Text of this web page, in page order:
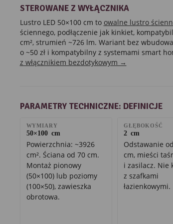
STEROWANE Z WYŁĄCZNIKA
Lustro LED 50×100 cm to owalne lustro
ściennego, podłączenie jak kinkiet,
cm², strumień ~726 lm. Wariant bez
o ~50 zł i kompatybilny z systemami smart
z włącznikiem bezdotykowym →
PARAMETRY TECHNICZNE: DEFINICJE
WYMIARY
50×100 cm
Powierzchnia: ~3926
cm². Ściana od 70 cm.
Montaż pionowy
(50×100) lub poziomy
(100×50), zawieszka
obrotowa.
GŁĘBOKOŚĆ
2 cm
Odstawanie
cm, mieści
i zasilacz. Nie
z szafkami
łazienkowymi.